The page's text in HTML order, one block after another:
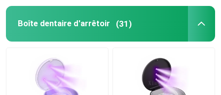
Dispositif d'alignement dentaire Chewies
Boîte dentaire d'arrêtoir (31)